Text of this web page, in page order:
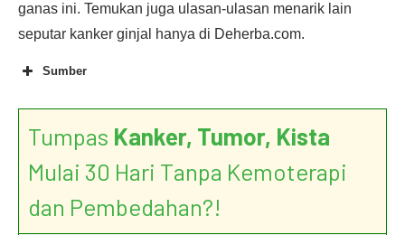
ganas ini. Temukan juga ulasan-ulasan menarik lain
seputar kanker ginjal hanya di Deherba.com.
Sumber
Tumpas Kanker, Tumor, Kista
Mulai 30 Hari Tanpa Kemoterapi
dan Pembedahan?!